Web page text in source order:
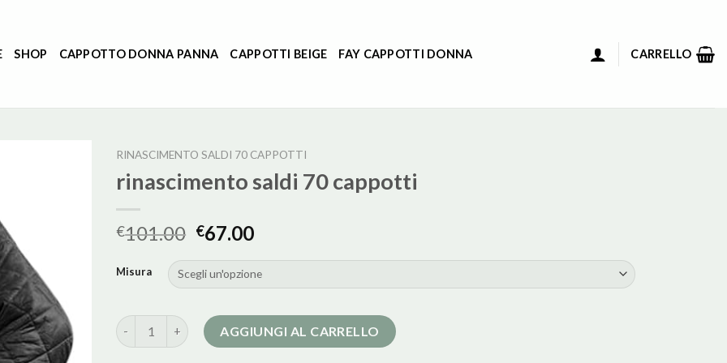
SHOP CAPPOTTO DONNA PANNA CAPPOTTI BEIGE FAY CAPPOTTI DONNA CARRELLO
RINASCIMENTO SALDI 70 CAPPOTTI
rinascimento saldi 70 cappotti
€101.00 €67.00
Misura
rinascimento saldi 70 cappotti quantità
AGGIUNGI AL CARRELLO